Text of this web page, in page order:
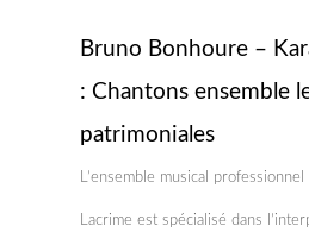
Bruno Bonhoure –
: Chantons ensemble
patrimoniales
L’ensemble musical
Lacrime est spécialisé dans